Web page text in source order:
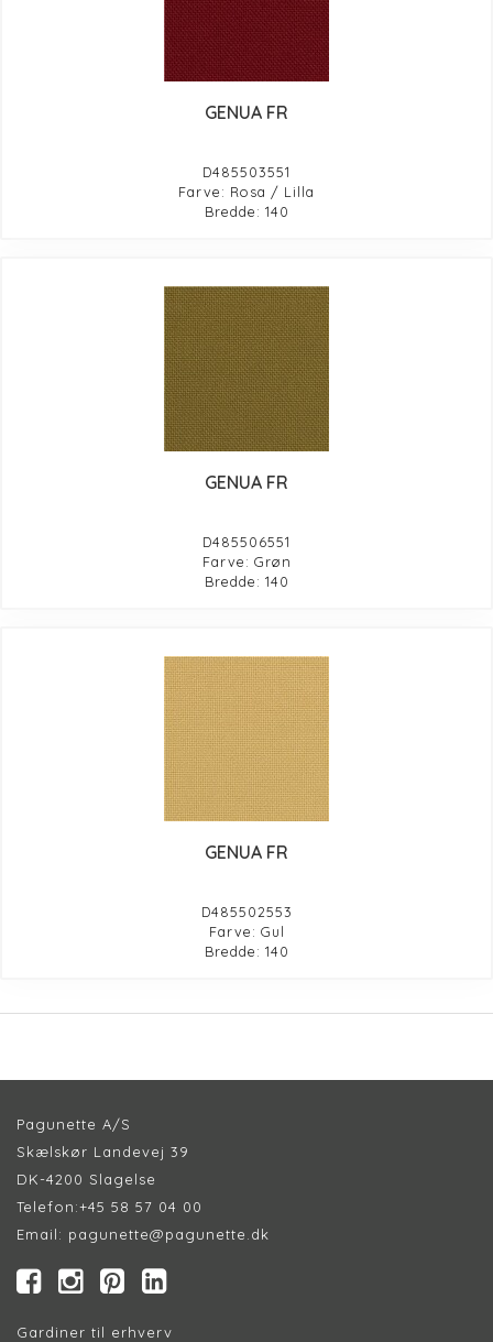
GENUA FR
D485503551
Farve: Rosa / Lilla
Bredde: 140
GENUA FR
D485506551
Farve: Grøn
Bredde: 140
GENUA FR
D485502553
Farve: Gul
Bredde: 140
Pagunette A/S
Skælskør Landevej 39
DK-4200 Slagelse
Telefon:+45 58 57 04 00
Email: pagunette@pagunette.dk
Gardiner til erhverv